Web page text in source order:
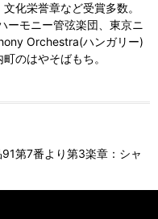
化栄誉章など受賞多数。
ーモニー管弦楽団、東京ニ
Orchestra(ハンガリー)
のはやそばもち。
第7番より第3楽章：シャ